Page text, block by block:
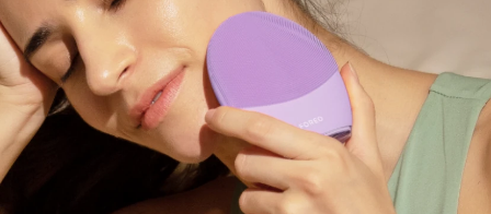
用戶信息
我的設備
我的訂單
新品
FAQ™ Pure Beauty-Tech Elixir
BREAKING NEWS
語言
English Deutsch
Español
Français
Italiano
Português
Svenska
Русский